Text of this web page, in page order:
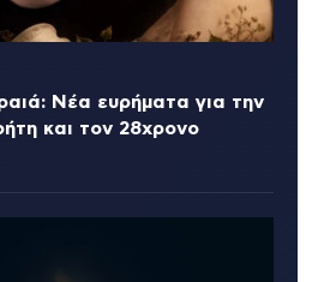
Νέα ευρήματα για την
και τον 28χρονο